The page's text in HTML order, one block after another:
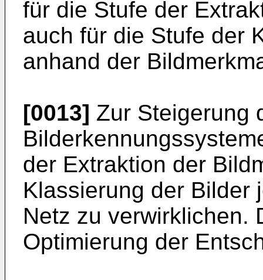
für die Stufe der
auch für die Stufe der
anhand der
[0013] Zur Steigerung
der Extraktion der
Klassierung der Bilder
Netz zu verwirklichen.
Optimierung der